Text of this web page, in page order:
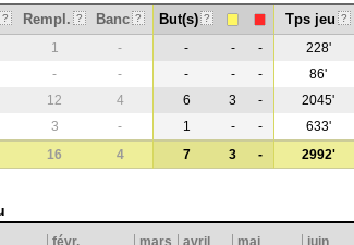
? Rempl. ? Banc ? But(s) ? Tps jeu ?
1 - - - -
228'
- - - - -
86'
12 4 6 3 -
2045'
3 - 1 - -
633'
16 4 7 3 - 2992'
févr. mars avril mai juin